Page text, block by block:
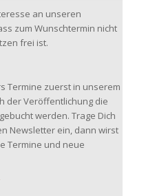
an unseren
zum Wunschtermin nicht
frei ist.
Termine zuerst in unserem
der Veröffentlichung die
werden. Trage Dich
Newsletter ein, dann wirst
Termine und neue